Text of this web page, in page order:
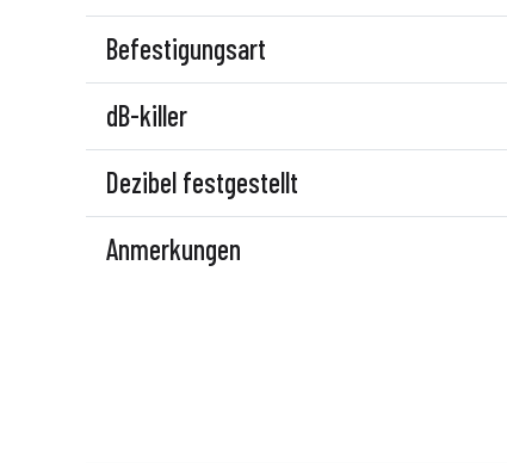
Befestigungsart
dB-killer
Dezibel festgestellt
Anmerkungen